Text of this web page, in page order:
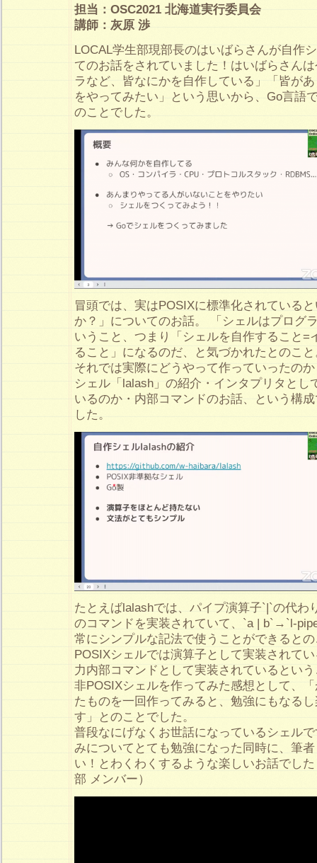
担当：OSC2021 北海道実行委員会
講師：灰原 渉
LOCAL学生部現部長のはいばらさんが自作
てのお話をされていました！はいばらさん
ラなど、皆なにかを自作している」「皆が
をやってみたい」という思いから、Go言語
のことでした。
冒頭では、実はPOSIXに標準化されている
か？」についてのお話。 「シェルはプログ
いうこと、つまり「シェルを自作すること=
ること」になるのだ、と気づかれたとのこ
それでは実際にどうやって作っていったの
シェル「lalash」の紹介・インタプリタとし
いるのか・内部コマンドのお話、という構
した。
たとえばlalashでは、パイプ演算子`|`の代わ
のコマンドを実装されていて、`a | b`→`l-
常にシンプルな記法で使うことができると
POSIXシェルでは演算子として実装されて
力内部コマンドとして実装されているとい
非POSIXシェルを作ってみた感想として、
たものを一回作ってみると、勉強にもなる
す」とのことでした。
普段なにげなくお世話になっているシェル
みについてとても勉強になった同時に、筆
い！とわくわくするような楽しいお話でし
部 メンバー）